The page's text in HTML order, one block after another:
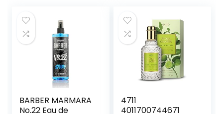
BARBER MARMARA
No.22 Eau de
4711
4011700744671